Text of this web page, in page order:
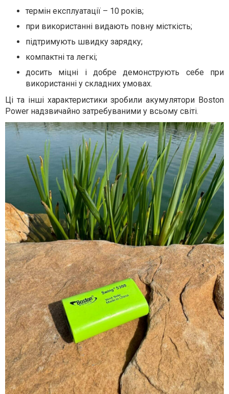
термін експлуатації – 10 років;
при використанні видають повну місткість;
підтримують швидку зарядку;
компактні та легкі;
досить міцні і добре демонструють себе при
використанні у складних умовах.
Ці та інші характеристики зробили акумулятори Boston
Power надзвичайно затребуваними у всьому світі.